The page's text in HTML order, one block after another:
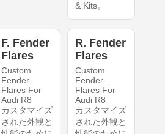
& Kits。
F. Fender
Flares
Custom
Fender
Flares For
Audi R8
カスタマイズ
された外観と
R. Fender
Flares
Custom
Fender
Flares For
Audi R8
カスタマイズ
された外観と